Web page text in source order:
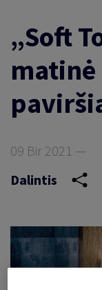
„Soft
09 Bir 2021 —
Dalintis